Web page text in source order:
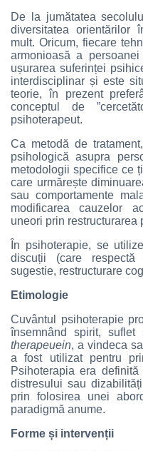
De la jumătatea
diversitatea orientărilor
mult. Oricum, fiecare
armonioasă a
ușurarea suferinței
interdisciplinar și este
teorie, în prezent
conceptul de
psihoterapeut.
Ca metodă de
psihologică asupra
metodologii specifice ce
care urmărește
sau comportamente
modificarea cauzelor
uneori prin restructurarea
În psihoterapie, se
discuții (care
sugestie, restructurare
Etimologie
Cuvântul psihoterapie
însemnând spirit,
therapeuein, a vindeca
a fost utilizat pentru
Psihoterapia era
distresului sau
prin folosirea unei
paradigmă anume.
Forme și intervenții